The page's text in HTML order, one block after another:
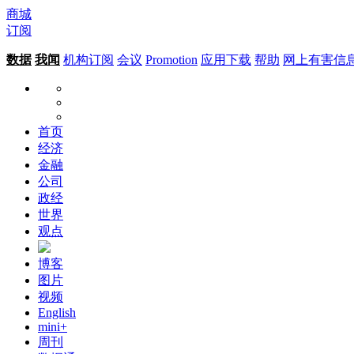
商城
订阅
数据 我闻 机构订阅 会议 Promotion 应用下载 帮助 网上有害信
首页
经济
金融
公司
政经
世界
观点
博客
图片
视频
English
mini+
周刊